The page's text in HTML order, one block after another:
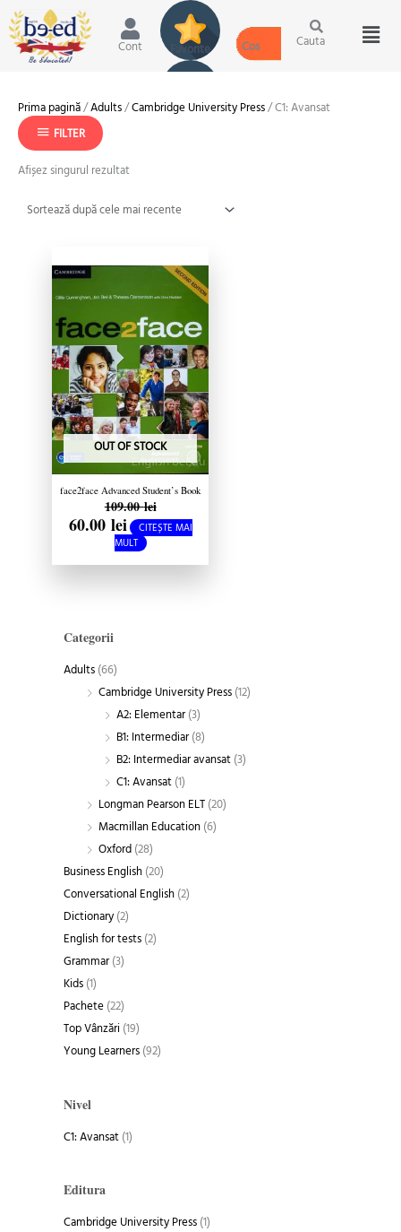
content
Cont Cauta
Categorii
Adults (66)
Cambridge University Press (12)
A2: Elementar (3)
B1: Intermediar (8)
B2: Intermediar avansat (3)
C1: Avansat (1)
Longman Pearson ELT (20)
Macmillan Education (6)
Oxford (28)
Business English (20)
Conversational English (2)
Dictionary (2)
English for tests (2)
Grammar (3)
Kids (1)
Pachete (22)
Top Vânzări (19)
Young Learners (92)
Nivel
C1: Avansat (1)
Editura
Cambridge University Press (1)
Prima pagină/Adults/Cambridge University Press/ C1: Avansat
FILTER
Afișez singurul rezultat
OUT OF STOCK
face2face Advanced Student’s Book
with DVD-ROM
109.00lei
a
fost:
60.00 lei
este:
CITEȘTE MAI
MULT